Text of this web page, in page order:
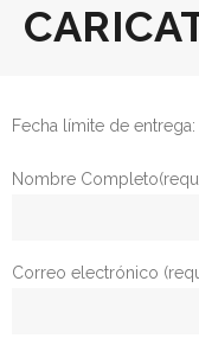
- Sobre Walter
- Contáctanos
Bases del Concurso
Fecha límite de entrega:
Nombre
Correo electrónico